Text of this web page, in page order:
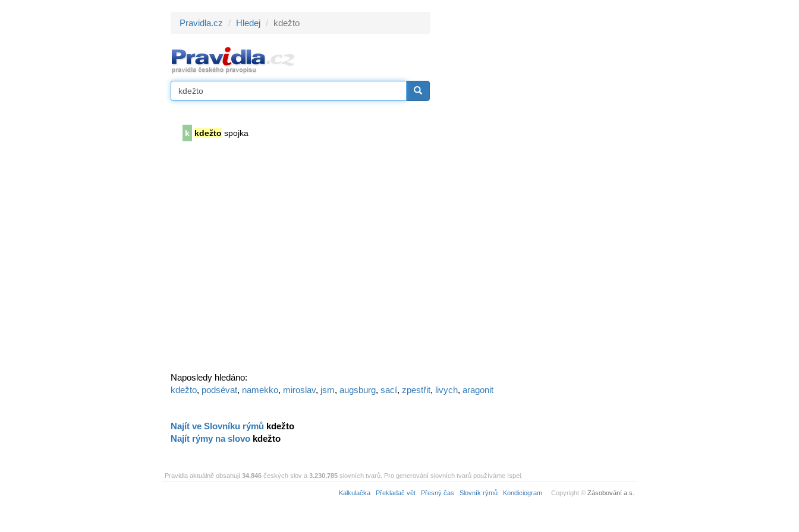
Pravidla.cz Hledej kdežto
k kdežto spojka
Naposledy hledáno:
kdežto, podsévat, namekko, miroslav, jsm, augsburg, sací, zpestřit, livych, aragonit
Najít ve Slovníku rýmů kdežto
Najít rýmy na slovo kdežto
Pravidla aktuálně obsahují 34.846 českých slov a 3.230.785 slovních tvarů. Pro generování slovních tvarů používáme Ispel.
Kalkulačka Překladač vět Přesný čas Slovník rýmů Kondiciogram Copyright © Zásobování a.s.